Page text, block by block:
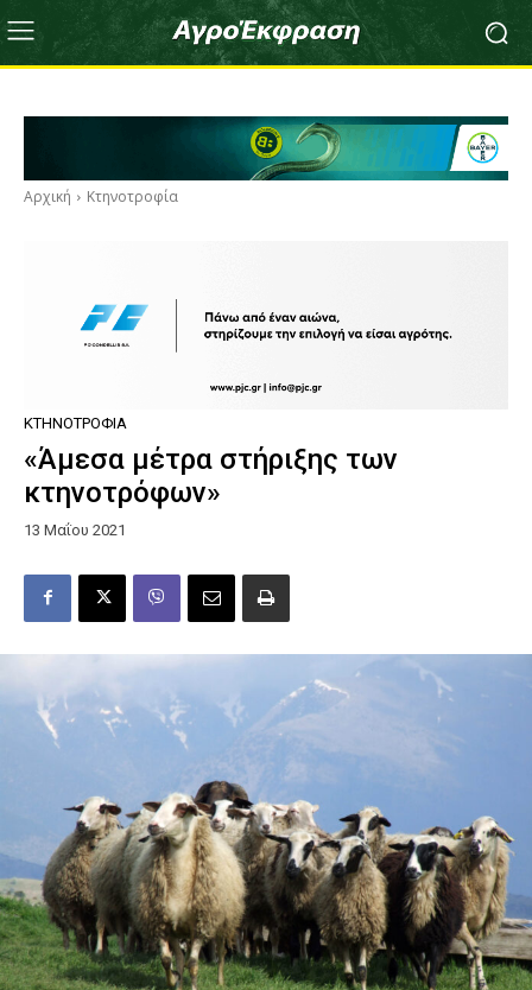
Αρχική Κτηνοτροφία
ΚΤΗΝΟΤΡΟΦΊΑ
«Άμεσα μέτρα στήριξης των
κτηνοτρόφων»
13 Μαΐου 2021